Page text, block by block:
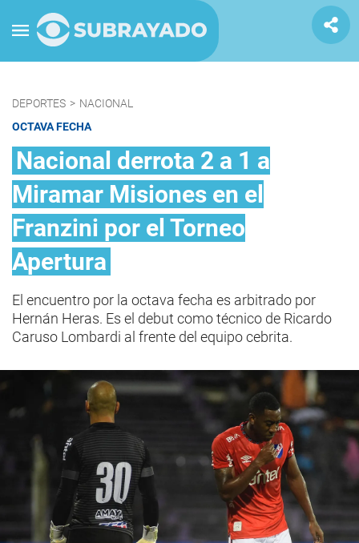
DEPORTES > NACIONAL
OCTAVA FECHA
Nacional derrota 2 a 1 a
Miramar Misiones en el
Franzini por el Torneo
Apertura
El encuentro por la octava fecha es arbitrado por
Hernán Heras. Es el debut como técnico de Ricardo
Caruso Lombardi al frente del equipo cebrita.